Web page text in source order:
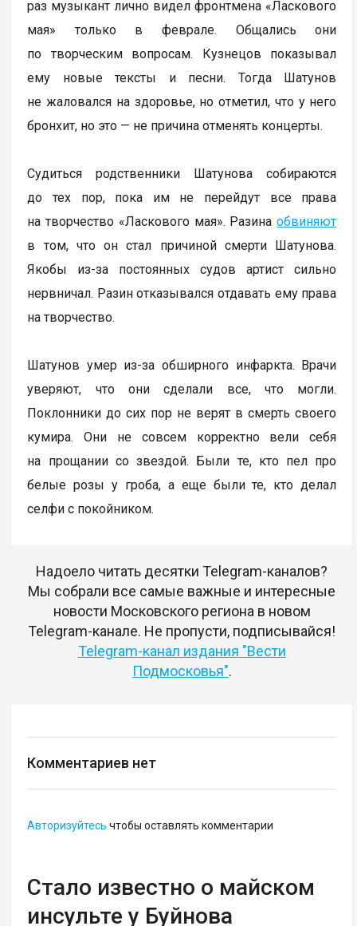
раз музыкант лично видел фронтмена «Ласкового
мая» только в феврале. Общались они
по творческим вопросам. Кузнецов показывал
ему новые тексты и песни. Тогда Шатунов
не жаловался на здоровье, но отметил, что у него
бронхит, но это — не причина отменять концерты.
Судиться родственники Шатунова собираются
до тех пор, пока им не перейдут все права
на творчество «Ласкового мая». Разинаобвиняют
в том, что он стал причиной смерти Шатунова.
Якобы из-за постоянных судов артист сильно
нервничал. Разин отказывался отдавать ему права
на творчество.
Шатунов умер из-за обширного инфаркта. Врачи
уверяют, что они сделали все, что могли.
Поклонники до сих пор не верят в смерть своего
кумира. Они не совсем корректно вели себя
на прощании со звездой. Были те, кто пел про
белые розы у гроба, а еще были те, кто делал
селфи с покойником.
Надоело читать десятки Telegram-каналов?
Мы собрали все самые важные и интересные
новости Московского региона в новом
Telegram-канале. Не пропусти, подписывайся!
Telegram-канал издания "Вести
Подмосковья".
Комментариев нет
Авторизуйтесь чтобы оставлять комментарии
Стало известно о майском
инсульте у Буйнова